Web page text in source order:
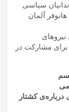
سیاسی
1 اکتبر در شهر هانوفر آلمان
مشارکت در
کشتار